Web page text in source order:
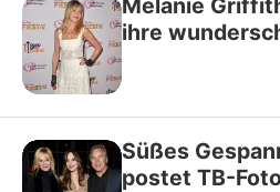
ihre
Süßes
postet TB-